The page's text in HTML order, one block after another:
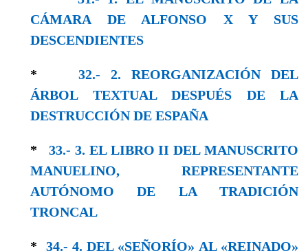
CÁMARA DE ALFONSO X Y SUS
DESCENDIENTES
* 32.- 2. REORGANIZACIÓN DEL
ÁRBOL TEXTUAL DESPUÉS DE LA
DESTRUCCIÓN DE ESPAÑA
*33.- 3. EL LIBRO II DEL MANUSCRITO
MANUELINO, REPRESENTANTE
AUTÓNOMO DE LA TRADICIÓN
TRONCAL
* 34.- 4. DEL «SEÑORÍO» AL «REINADO»